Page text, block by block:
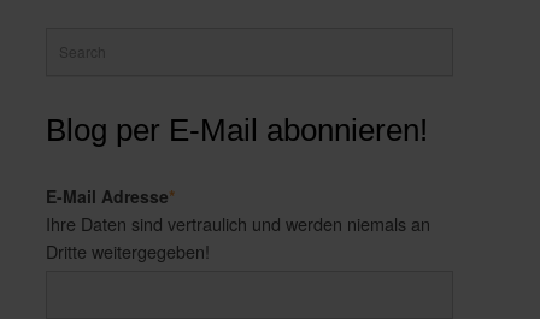
Blog per E-Mail abonnieren!
E-Mail Adresse*
Ihre Daten sind vertraulich und werden niemals an
Dritte weitergegeben!